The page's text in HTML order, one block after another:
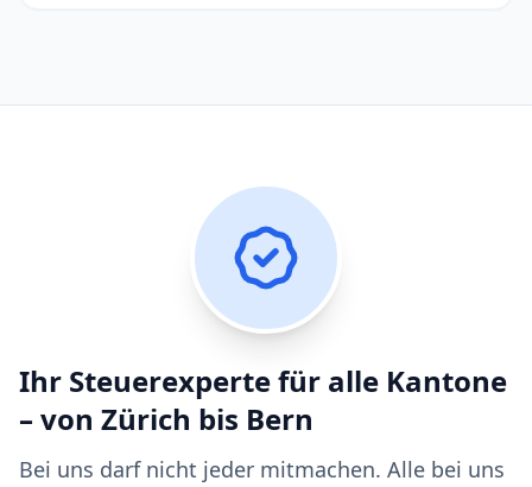
Ihr Steuerexperte für alle Kantone
– von Zürich bis Bern
Bei uns darf nicht jeder mitmachen. Alle bei uns